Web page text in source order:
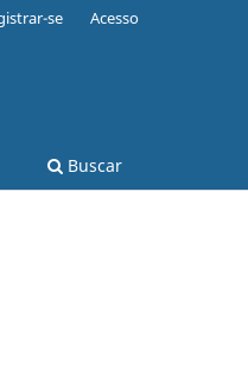
Buscar
se Acesso